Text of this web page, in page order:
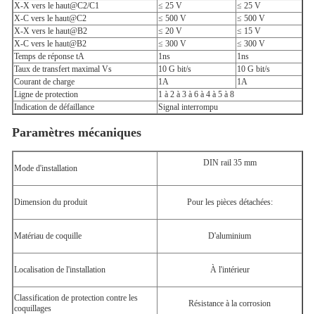
X-X vers le haut@C2/C1
≤ 25 V
≤ 25 V
X-C vers le haut@C2
≤ 500 V
≤ 500 V
X-X vers le haut@B2
≤ 20 V
≤ 15 V
X-C vers le haut@B2
≤ 300 V
≤ 300 V
Temps de réponse tA
1ns
1ns
Taux de transfert maximal Vs
10 G bit/s
10 G bit/s
Courant de charge
1A
1A
Ligne de protection
1 à 2 à 3 à 6 à 4 à 5 à 8
Indication de défaillance
Signal interrompu
Paramètres mécaniques
Mode d'installation
DIN rail 35 mm
Dimension du produit Pour les pièces détachées:
Matériau de coquille D'aluminium
Localisation de l'installation À l'intérieur
Classification de protection contre les
coquillages
Résistance à la corrosion